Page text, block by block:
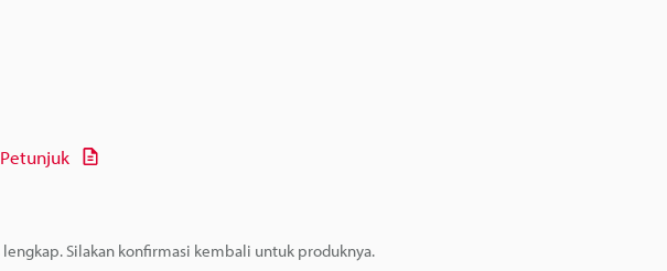
Silakan konfirmasi kembali untuk produknya.